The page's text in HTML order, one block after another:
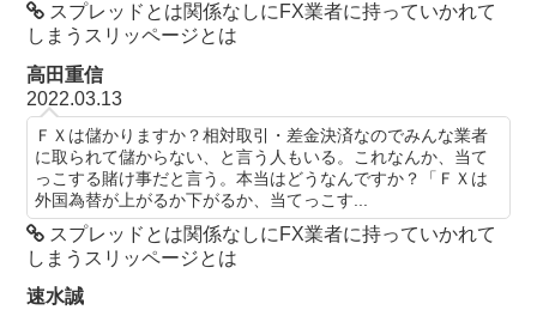
スプレッドとは関係なしにFX業者に持っていかれて
しまうスリッページとは
高田重信
2022.03.13
ＦＸは儲かりますか？相対取引・差金決済なのでみんな業者
に取られて儲からない、と言う人もいる。これなんか、当て
っこする賭け事だと言う。本当はどうなんですか？「ＦＸは
外国為替が上がるか下がるか、当てっこす...
スプレッドとは関係なしにFX業者に持っていかれて
しまうスリッページとは
速水誠